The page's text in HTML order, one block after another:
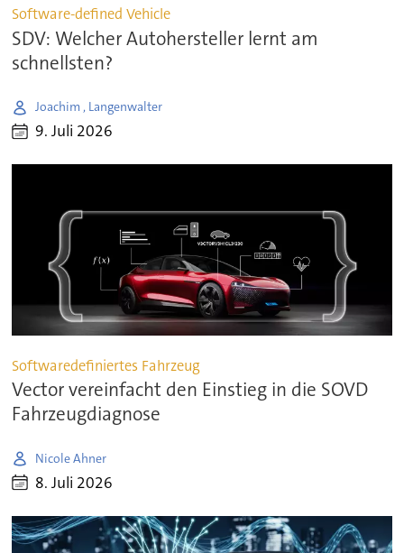
Software-defined Vehicle
SDV: Welcher Autohersteller lernt am
schnellsten?
Joachim , Langenwalter
9. Juli 2026
Softwaredefiniertes Fahrzeug
Vector vereinfacht den Einstieg in die SOVD
Fahrzeugdiagnose
Nicole Ahner
8. Juli 2026